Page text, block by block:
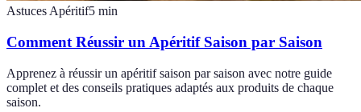
Astuces Apéritif5 min
Comment Réussir un Apéritif Saison par Saison
Apprenez à réussir un apéritif saison par saison avec notre guide
complet et des conseils pratiques adaptés aux produits de chaque
saison.